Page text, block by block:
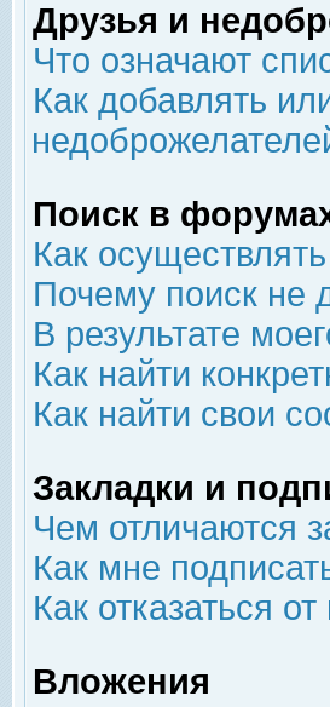
Друзья и
Что означают
Как добавлять
Поиск в
Как
Почему поиск не
В результате
Как найти
Как найти свои
Закладки и
Чем отличаются
Как мне
Как отказаться
Вложения